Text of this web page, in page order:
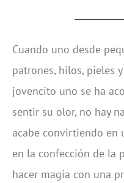
Cuando uno desde
patrones, hilos, pieles
jovencito uno se ha
sentir su olor, no hay
acabe convirtiendo en
en la confección de la
hacer magia con una